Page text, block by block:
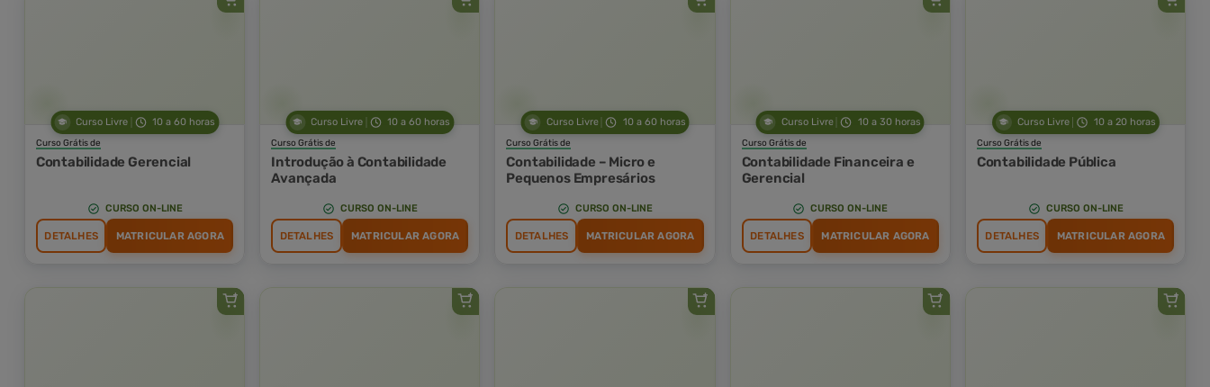
Curso Livre 10 a 60 horas
Curso Grátis de
Contabilidade Gerencial
CURSO ON-LINE
DETALHES MATRICULAR AGORA
Curso Livre 10 a 60 horas
Curso Grátis de
Introdução à Contabilidade
Avançada
CURSO ON-LINE
DETALHES MATRICULAR AGORA
Curso Livre 10 a 60 horas
Curso Grátis de
Contabilidade – Micro e
Pequenos Empresários
CURSO ON-LINE
DETALHES MATRICULAR AGORA
Curso Livre 10 a 30 horas
Curso Grátis de
Contabilidade Financeira e
Gerencial
CURSO ON-LINE
DETALHES MATRICULAR AGORA
Curso Livre 10 a 20 horas
Curso Grátis de
Contabilidade Pública
CURSO ON-LINE
DETALHES MATRICULAR AGORA